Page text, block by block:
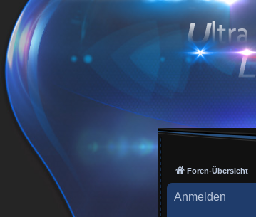
Foren-Übersicht
Anmelden